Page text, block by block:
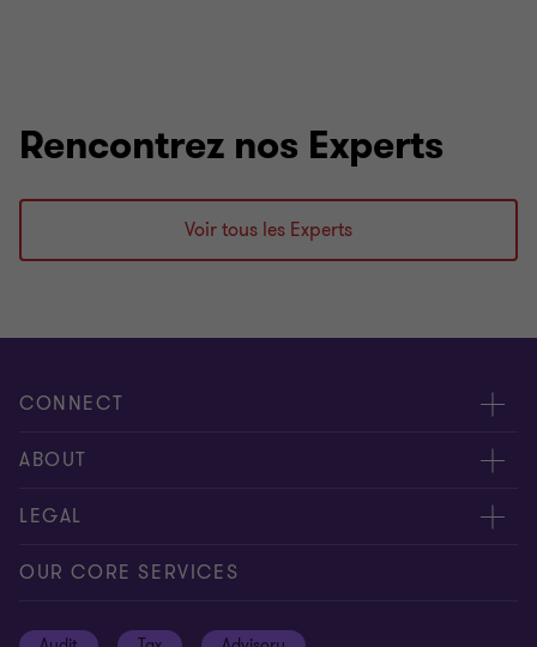
Rencontrez nos Experts
Voir tous les Experts
CONNECT
Contactez-nous
Donnez-nous votre feed-back
ABOUT
Presse
À propos de nous
LEGAL
Privacy statement
OUR CORE SERVICES